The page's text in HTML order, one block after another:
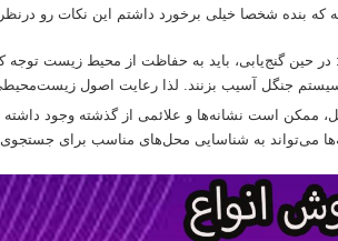
که بنده شخصا خیلی برخورد داشتم این نکات رو
: در حین گنج‌یابی، باید به حفاظت از محیط زیست توجه
جنگل آسیب بزنند. لذا رعایت اصول
ممکن است نشانه‌ها و علائمی از گذشته وجود داشته
می‌تواند به شناسایی محل‌های مناسب برای